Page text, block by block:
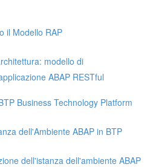
il Modello RAP
modello di
ABAP RESTful
Business Technology Platform
dell'Ambiente ABAP in BTP
dell'istanza dell'ambiente ABAP